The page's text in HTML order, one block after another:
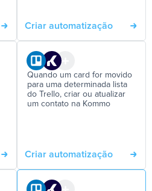
Criar automatização
Quando um card for movido
para uma determinada lista
do Trello, criar ou atualizar
um contato na Kommo
Criar automatização